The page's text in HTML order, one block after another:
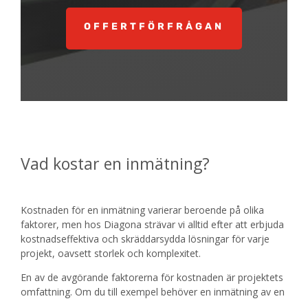
OFFERTFÖRFRÅGAN
Vad kostar en inmätning?
Kostnaden för en inmätning varierar beroende på olika
faktorer, men hos Diagona strävar vi alltid efter att erbjuda
kostnadseffektiva och skräddarsydda lösningar för varje
projekt, oavsett storlek och komplexitet.
En av de avgörande faktorerna för kostnaden är projektets
omfattning. Om du till exempel behöver en inmätning av en